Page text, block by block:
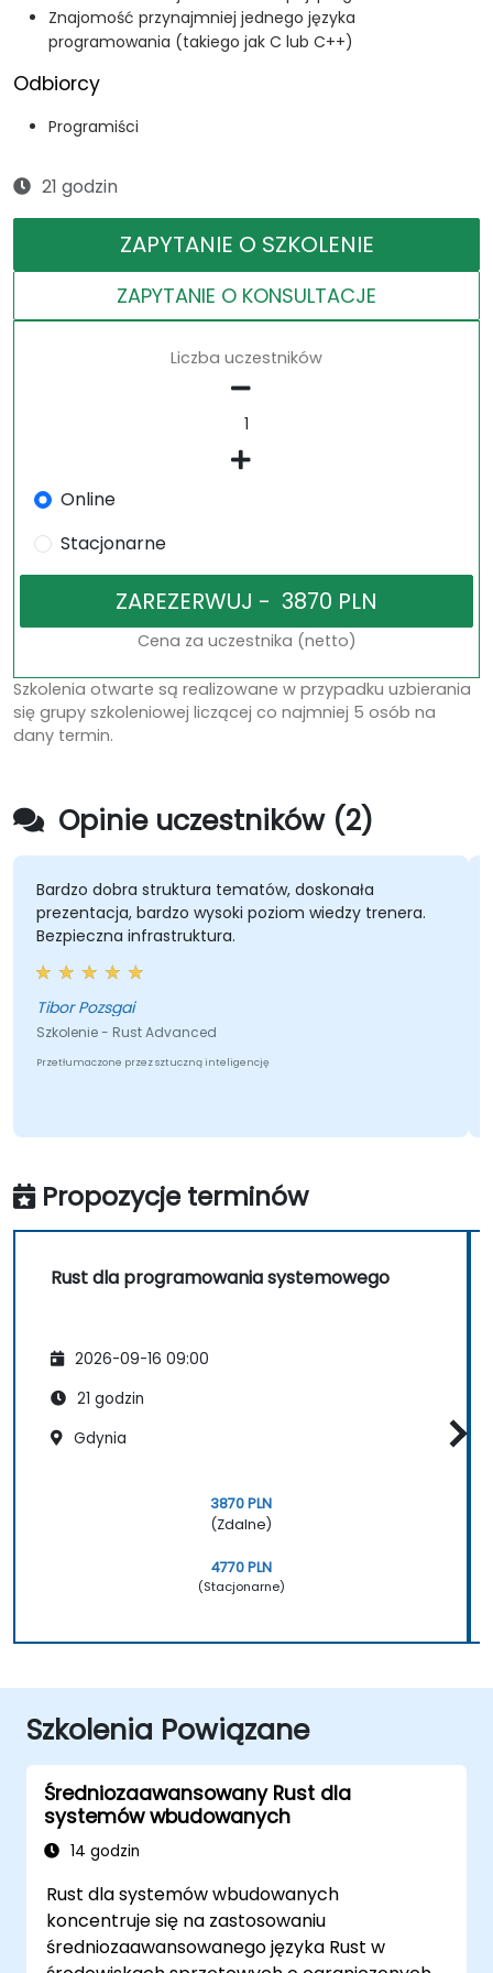
Znajomość przynajmniej jednego języka
programowania (takiego jak C lub C++)
Odbiorcy
Programiści
21 godzin
ZAPYTANIE O SZKOLENIE
ZAPYTANIE O KONSULTACJE
Liczba uczestników
Online
Stacjonarne
Cena za uczestnika (netto)
Szkolenia otwarte są realizowane w przypadku uzbierania
się grupy szkoleniowej liczącej co najmniej 5 osób na
dany termin.
Opinie uczestników (2)
Bardzo dobra struktura tematów, doskonała
prezentacja, bardzo wysoki poziom wiedzy trenera.
Bezpieczna infrastruktura.
Tibor Pozsgai
Szkolenie - Rust Advanced
Przetłumaczone przez sztuczną inteligencję
Propozycje terminów
Rust dla programowania systemowego
2026-09-16 09:00
21 godzin
Gdynia
3870 PLN
(Zdalne)
4770 PLN
(Stacjonarne)
Szkolenia Powiązane
Średniozaawansowany Rust dla
systemów wbudowanych
14 godzin
Rust dla systemów wbudowanych
koncentruje się na zastosowaniu
średniozaawansowanego języka Rust w